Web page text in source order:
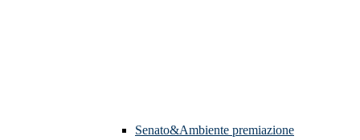
Senato&Ambiente premiazione